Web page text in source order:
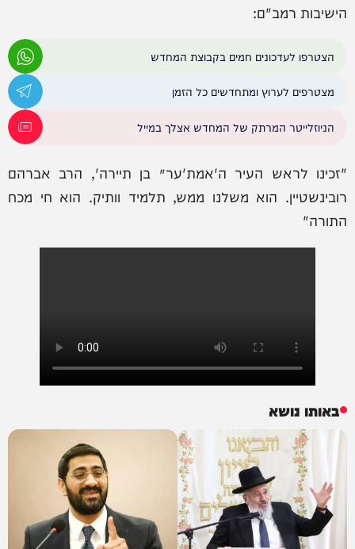
הישיבות רמב"ם:
הצטרפו לעדכונים חמים בקבוצת המחדש
מצטרפים לערוץ ומתחדשים כל הזמן
הניוזלייטר המרתק של המחדש אצלך במייל
"זכינו לראש העיר ה'אמת'ער׳ בן תיירה', הרב אברהם
רובינשטיין. הוא משלנו ממש, תלמיד וותיק. הוא חי מכח
התורה"
באותו נושא